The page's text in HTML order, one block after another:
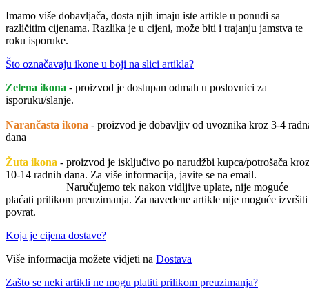
Imamo više dobavljača, dosta njih imaju iste artikle u ponudi sa
različitim cijenama. Razlika je u cijeni, može biti i trajanju jamstva te
roku isporuke.
Što označavaju ikone u boji na slici artikla?
Zelena ikona - proizvod je dostupan odmah u poslovnici za
isporuku/slanje.
Narančasta ikona - proizvod je dobavljiv od uvoznika kroz 3-4
dana
Žuta ikona - proizvod je isključivo po narudžbi kupca/potrošača kroz
10-14 radnih dana. Za više informacija, javite se na email.
Naručujemo tek nakon vidljive uplate, nije moguće
plaćati prilikom preuzimanja. Za navedene artikle nije moguće izvršiti
povrat.
Koja je cijena dostave?
Više informacija možete vidjeti na Dostava
Zašto se neki artikli ne mogu platiti prilikom preuzimanja?